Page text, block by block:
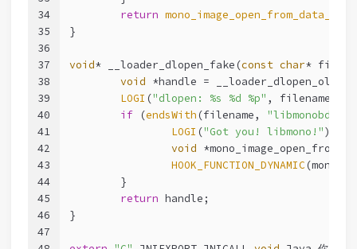
34
35
36
37
38
39
40
41
42
43
44
45
46
47
return
}
void* __loader_dlopen_fake(const char*
void *handle =
LOGI ("dlopen: %s %d %p" , filename,
if (endsWith (filename,
LOGI ("Got you! libmono!");
void
HOOK_FUNCTION_DYNAMIC
	}
return handle;
}